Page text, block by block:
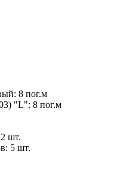
8 пог.м
"L": 8 пог.м
2 шт.
5 шт.